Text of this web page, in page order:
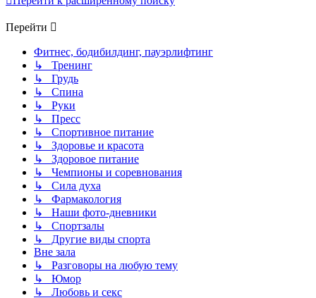
Перейти
Фитнес, бодибилдинг, пауэрлифтинг
↳ Тренинг
↳ Грудь
↳ Спина
↳ Руки
↳ Пресс
↳ Спортивное питание
↳ Здоровье и красота
↳ Здоровое питание
↳ Чемпионы и соревнования
↳ Сила духа
↳ Фармакология
↳ Наши фото-дневники
↳ Спортзалы
↳ Другие виды спорта
Вне зала
↳ Разговоры на любую тему
↳ Юмор
↳ Любовь и секс